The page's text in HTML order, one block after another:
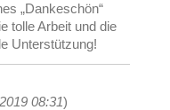
„Dankeschön“
tolle Arbeit und die
Unterstützung!
08:31)